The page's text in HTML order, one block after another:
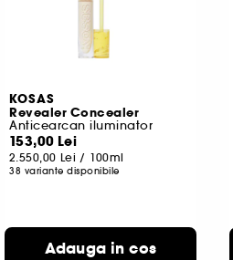
KOSAS
Revealer Concealer
Anticearcan iluminator
153,00 Lei
2.550,00 Lei / 100ml
38 variante disponibile
Adauga in cos